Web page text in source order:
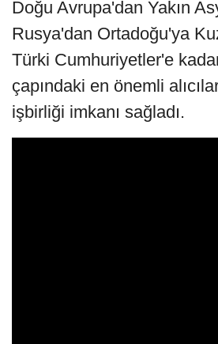
Doğu Avrupa'dan Yakın
Rusya'dan Ortadoğu'ya
Türki Cumhuriyetler'e
çapındaki en önemli
işbirliği imkanı sağladı.